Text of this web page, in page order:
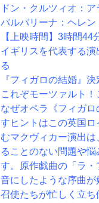
ドン・クルツィオ：
バルバリーナ：ヘレン
【上映時間】3時間44
イギリスを代表する
る
『フィガロの結婚』決
これぞモーツァルト！
なぜオペラ《フィガ
すヒントはこの英国
むマクヴィカー演出
ることのない問題や
す。原作戯曲の「ラ
音にしたような序曲が
召使たちが忙しく立